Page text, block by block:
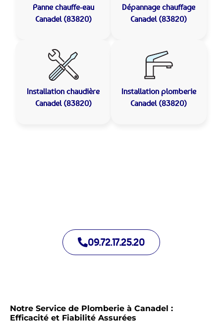
Panne chauffe-eau
Canadel (83820)
Dépannage chauffage
Canadel (83820)
Installation chaudière
Canadel (83820)
Installation plomberie
Canadel (83820)
09.72.17.25.20
Notre Service de Plomberie à Canadel :
Efficacité et Fiabilité Assurées